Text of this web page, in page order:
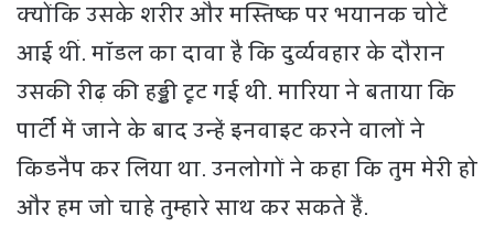
क्योंकि उसके शरीर और मस्तिष्क पर भयानक चोटें
आई थीं. मॉडल का दावा है कि दुर्व्यवहार के दौरान
उसकी रीढ़ की हड्डी टूट गई थी. मारिया ने बताया कि
पार्टी में जाने के बाद उन्हें इनवाइट करने वालों ने
किडनैप कर लिया था. उनलोगों ने कहा कि तुम मेरी हो
और हम जो चाहे तुम्हारे साथ कर सकते हैं.